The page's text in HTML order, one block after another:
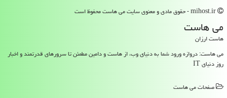
می هاست
هاست ارزان
می هاست: دروازه ورود شما به دنیای وب، از هاست و دامین مطمئن تا سرورهای قدرتمند و اخبار
روز دنیای IT
صفحات می هاست